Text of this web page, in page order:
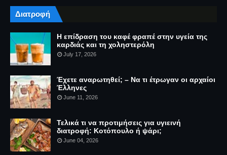
Διατροφή
Η επίδραση του καφέ φραπέ στην υγεία της
καρδιάς και τη χοληστερόλη
July 17, 2026
Έχετε αναρωτηθεί; – Να τι έτρωγαν οι αρχαίοι
Έλληνες
June 11, 2026
Τελικά τι να προτιμήσεις για υγιεινή
διατροφή: Κοτόπουλο ή ψάρι;
June 04, 2026